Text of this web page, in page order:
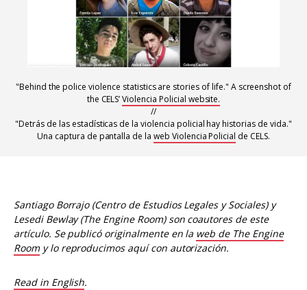
"Behind the police violence statistics are stories of life." A screenshot of
the CELS’Violencia Policial website.
//
"Detrás de las estadísticas de la violencia policial hay historias de vida."
Una captura de pantalla de la web Violencia Policial de CELS.
Santiago Borrajo (Centro de Estudios Legales y Sociales) y
Lesedi Bewlay (The Engine Room) son coautores de este
artículo. Se publicó originalmente en la web de The Engine
Roomy lo reproducimos aquí con autorización.
Read in English.